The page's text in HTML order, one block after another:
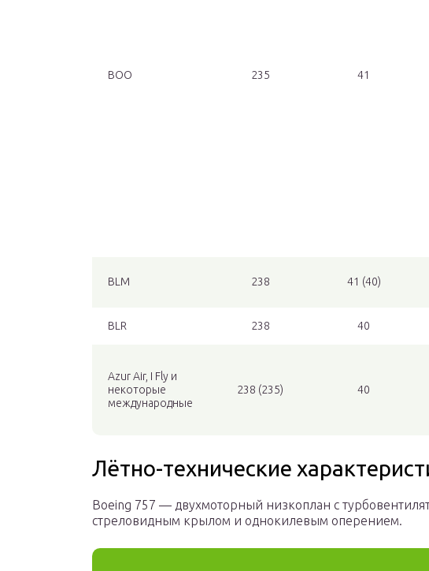
BOO 235 41
BLM 238 41 (40)
BLR 238 40
Azur Air, I Fly и
некоторые
международные
238 (235) 40
Лётно-технические
Boeing 757 — двухмоторный низкоплан с
стреловидным крылом и однокилевым оперением.